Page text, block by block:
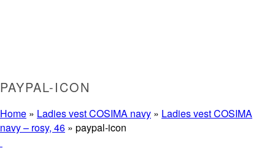
PAYPAL-ICON
Home » Ladies vest COSIMA navy » Ladies vest COSIMA
navy – rosy, 46 » paypal-icon